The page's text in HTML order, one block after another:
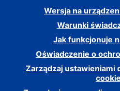
Wersja na
Warunki
Jak funkcjonuje
Oświadczenie o
Zarządzaj ustawieniami
cookie